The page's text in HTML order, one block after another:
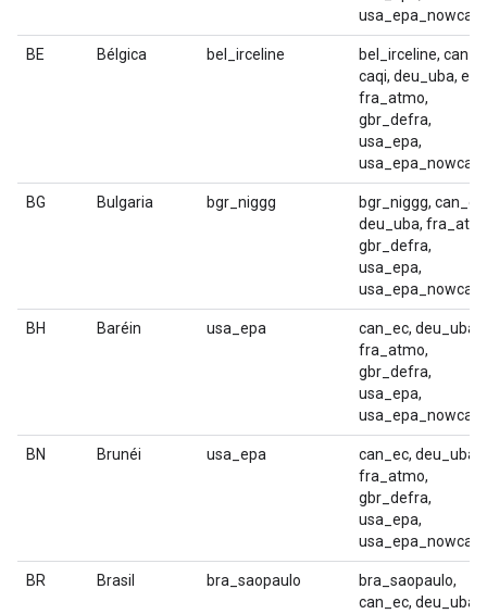
usa_epa_nowcast
BE Bélgica bel_irceline
bel_irceline,
caqi, deu_uba,
fra_atmo,
gbr_defra,
usa_epa,
usa_epa_nowcast
BG Bulgaria bgr_niggg
bgr_niggg, can_ec,
deu_uba,
gbr_defra,
usa_epa,
usa_epa_nowcast
BH Baréin usa_epa
can_ec, deu_uba,
fra_atmo,
gbr_defra,
usa_epa,
usa_epa_nowcast
BN Brunéi usa_epa
can_ec, deu_uba,
fra_atmo,
gbr_defra,
usa_epa,
usa_epa_nowcast
BR Brasil bra_saopaulo
bra_saopaulo,
can_ec, deu_uba,